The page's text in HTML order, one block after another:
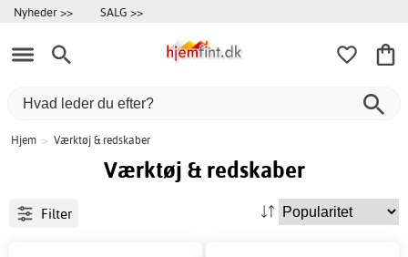
Nyheder >> SALG >>
Hjem > Værktøj & redskaber
Værktøj & redskaber
Filter